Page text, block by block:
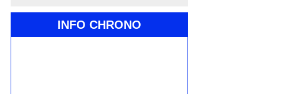
INFO CHRONO